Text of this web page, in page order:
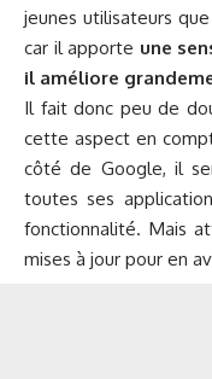
jeunes utilisateurs
car il apporte une
il améliore
Il fait donc peu de
cette aspect en
côté de Google, il
toutes ses
fonctionnalité. Mais
mises à jour pour en